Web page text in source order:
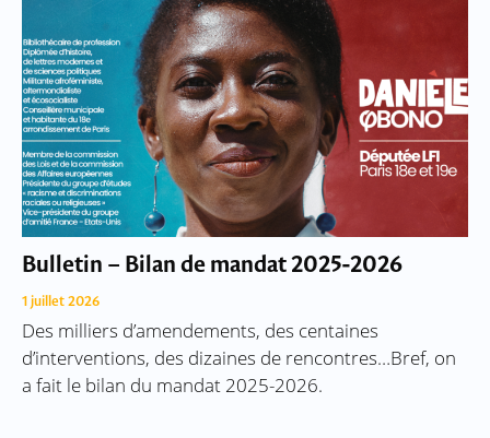
Bulletin – Bilan de mandat 2025-2026
1 juillet 2026
Des milliers d’amendements, des centaines
d’interventions, des dizaines de rencontres…Bref, on
a fait le bilan du mandat 2025-2026.